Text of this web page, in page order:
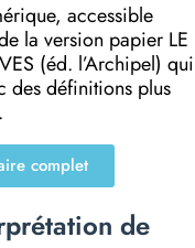
accessible
la version papier LE
(éd. l’Archipel) qui
des définitions plus
complet
de